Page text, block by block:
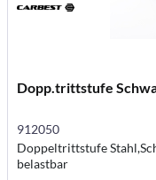
Dopp.trittstufe
912050
Doppeltrittstufe
belastbar